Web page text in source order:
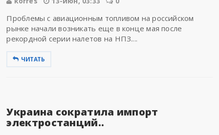
Проблемы с авиационным топливом на российском
рынке начали возникать еще в конце мая после
рекордной серии налетов на НПЗ....
ЧИТАТЬ
Украина сократила импорт
электростанций..